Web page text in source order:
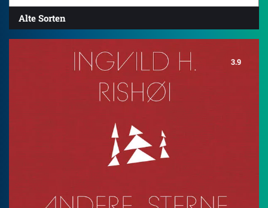
Alte Sorten
3.9